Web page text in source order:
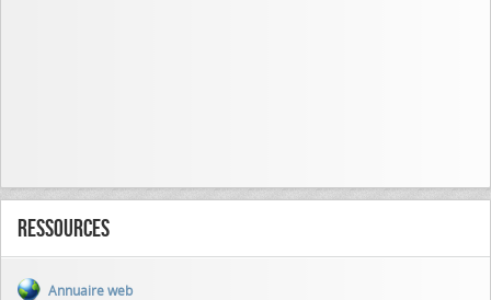
Ressources
Annuaire web